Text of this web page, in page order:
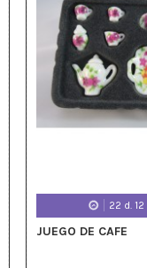
22 d. 12
JUEGO DE CAFE